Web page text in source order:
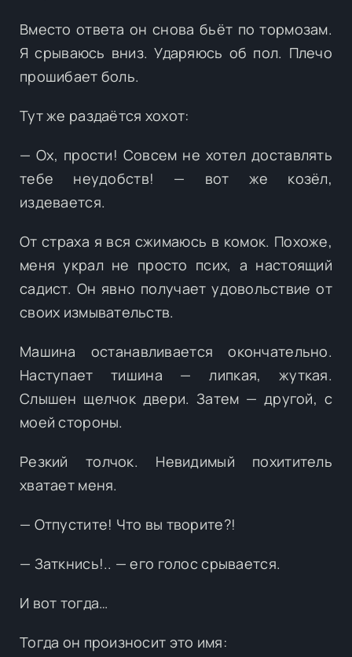
Вместо ответа он снова бьёт по тормозам.
Я срываюсь вниз. Ударяюсь об пол. Плечо
прошибает боль.
Тут же раздаётся хохот:
— Ох, прости! Совсем не хотел доставлять
тебе неудобств! — вот же козёл,
издевается.
От страха я вся сжимаюсь в комок. Похоже,
меня украл не просто псих, а настоящий
садист. Он явно получает удовольствие от
своих измывательств.
Машина останавливается окончательно.
Наступает тишина — липкая, жуткая.
Слышен щелчок двери. Затем — другой, с
моей стороны.
Резкий толчок. Невидимый похититель
хватает меня.
— Отпустите! Что вы творите?!
— Заткнись!.. — его голос срывается.
И вот тогда…
Тогда он произносит это имя: